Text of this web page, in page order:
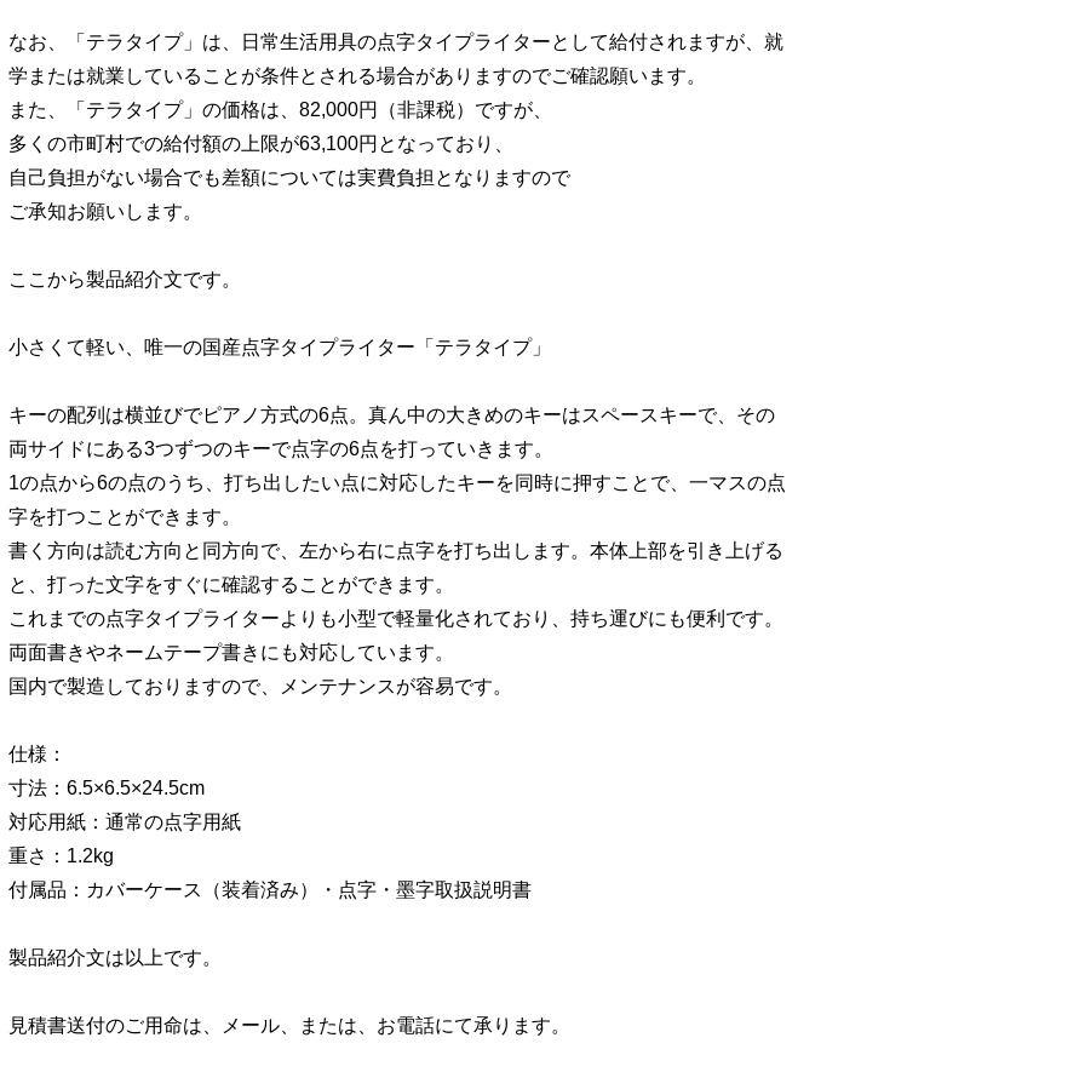
なお、「テラタイプ」は、日常生活用具の点字タイプライターとして給付されますが、就
学または就業していることが条件とされる場合がありますのでご確認願います。
また、「テラタイプ」の価格は、82,000円（非課税）ですが、
多くの市町村での給付額の上限が63,100円となっており、
自己負担がない場合でも差額については実費負担となりますので
ご承知お願いします。
ここから製品紹介文です。
小さくて軽い、唯一の国産点字タイプライター「テラタイプ」
キーの配列は横並びでピアノ方式の6点。真ん中の大きめのキーはスペースキーで、その
両サイドにある3つずつのキーで点字の6点を打っていきます。
1の点から6の点のうち、打ち出したい点に対応したキーを同時に押すことで、一マスの点
字を打つことができます。
書く方向は読む方向と同方向で、左から右に点字を打ち出します。本体上部を引き上げる
と、打った文字をすぐに確認することができます。
これまでの点字タイプライターよりも小型で軽量化されており、持ち運びにも便利です。
両面書きやネームテープ書きにも対応しています。
国内で製造しておりますので、メンテナンスが容易です。
仕様：
寸法：6.5×6.5×24.5cm
対応用紙：通常の点字用紙
重さ：1.2kg
付属品：カバーケース（装着済み）・点字・墨字取扱説明書
製品紹介文は以上です。
見積書送付のご用命は、メール、または、お電話にて承ります。